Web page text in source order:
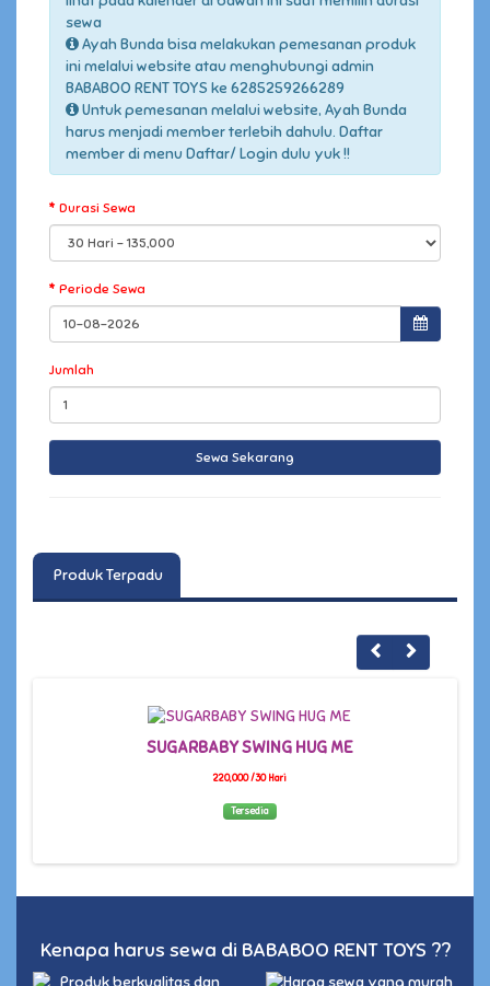
sewa
Ayah Bunda bisa melakukan pemesanan produk
ini melalui website atau menghubungi admin
BABABOO RENT TOYS ke 6285259266289
Untuk pemesanan melalui website, Ayah Bunda
harus menjadi member terlebih dahulu. Daftar
member di menu Daftar/ Login dulu yuk !!
Durasi Sewa
Periode Sewa
Jumlah
Produk Terpadu
SWING HUG ME
Kenapa harus sewa di BABABOO RENT TOYS ??